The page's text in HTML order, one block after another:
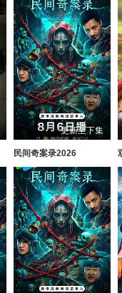
更新至下集
民间奇案录2026